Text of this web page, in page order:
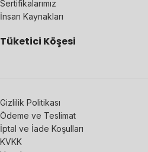
Sertifikalarımız
İnsan Kaynakları
Tüketici Köşesi
Gizlilik Politikası
Ödeme ve Teslimat
İptal ve İade Koşulları
KVKK